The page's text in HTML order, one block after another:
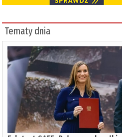
Tematy dnia